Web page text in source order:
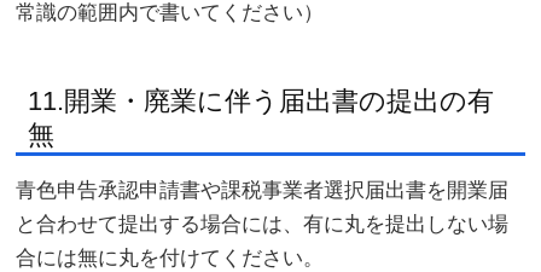
常識の範囲内で書いてください）
11.開業・廃業に伴う届出書の提出の有
無
青色申告承認申請書や課税事業者選択届出書を開業届
と合わせて提出する場合には、有に丸を提出しない場
合には無に丸を付けてください。